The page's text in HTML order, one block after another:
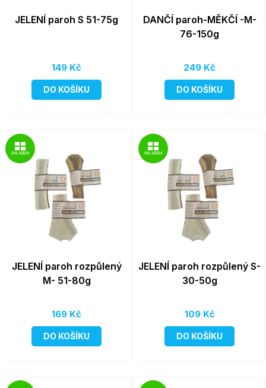
JELENÍ paroh S 51-75g
149 Kč
DO KOŠÍKU
DANČÍ paroh-MĚKČÍ -M-
76-150g
249 Kč
DO KOŠÍKU
SKLADEM
JELENÍ paroh rozpůlený
M- 51-80g
169 Kč
DO KOŠÍKU
SKLADEM
JELENÍ paroh rozpůlený S-
30-50g
109 Kč
DO KOŠÍKU